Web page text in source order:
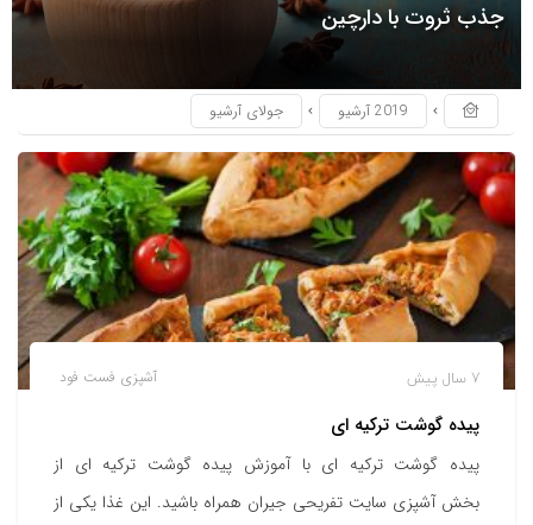
جذب ثروت با دارچین
2019 آرشیو جولای آرشیو
آشپزی فست فود 7 سال پیش
پیده گوشت ترکیه ای
پیده گوشت ترکیه ای با آموزش پیده گوشت ترکیه ای از
بخش آشپزی سایت تفریحی جیران همراه باشید. این غذا یکی از